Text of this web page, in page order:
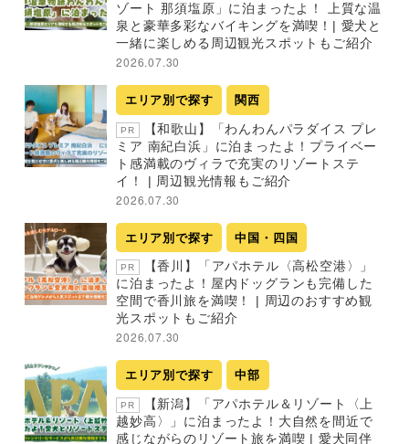
ゾート 那須塩原」に泊まったよ！ 上質な温
泉と豪華多彩なバイキングを満喫！| 愛犬と
一緒に楽しめる周辺観光スポットもご紹介
2026.07.30
エリア別で探す 関西
PR
【和歌山】「わんわんパラダイス プレ
ミア 南紀白浜」に泊まったよ！プライベー
ト感満載のヴィラで充実のリゾートステ
イ！ | 周辺観光情報もご紹介
2026.07.30
エリア別で探す 中国・四国
PR
【香川】「アパホテル〈高松空港〉」
に泊まったよ！屋内ドッグランも完備した
空間で香川旅を満喫！ | 周辺のおすすめ観
光スポットもご紹介
2026.07.30
エリア別で探す 中部
PR
【新潟】「アパホテル＆リゾート〈上
越妙高〉」に泊まったよ！大自然を間近で
感じながらのリゾート旅を満喫 | 愛犬同伴